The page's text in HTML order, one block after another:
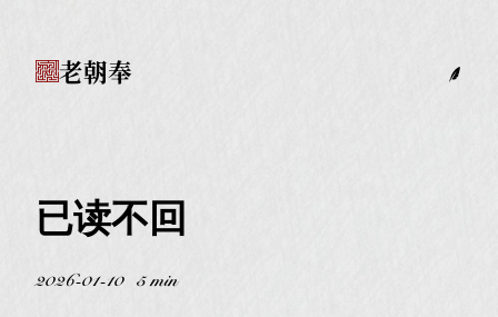
老朝奉
已读不回
2026-01-10 5 min